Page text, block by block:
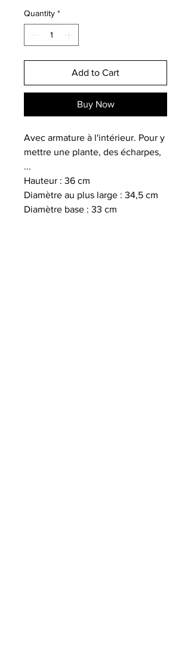
Quantity *
Add to Cart
Buy Now
Avec armature à l'intérieur. Pour y
mettre une plante, des écharpes,
...
Hauteur : 36 cm
Diamètre au plus large : 34,5 cm
Diamètre base : 33 cm